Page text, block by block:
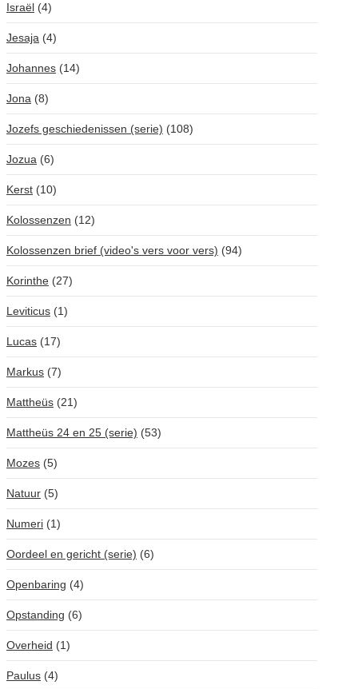
Israël (4)
Jesaja (4)
Johannes (14)
Jona (8)
Jozefs geschiedenissen (serie) (108)
Jozua (6)
Kerst (10)
Kolossenzen (12)
Kolossenzen brief (video's vers voor vers) (94)
Korinthe (27)
Leviticus (1)
Lucas (17)
Markus (7)
Mattheüs (21)
Mattheüs 24 en 25 (serie) (53)
Mozes (5)
Natuur (5)
Numeri (1)
Oordeel en gericht (serie) (6)
Openbaring (4)
Opstanding (6)
Overheid (1)
Paulus (4)